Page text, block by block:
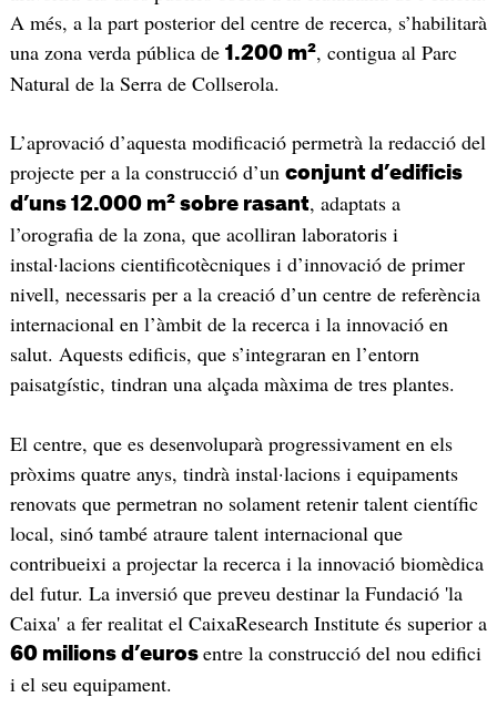
A més, a la part posterior del centre de recerca, s’habilitarà
una zona verda pública de 1.200 m², contigua al Parc
Natural de la Serra de Collserola.
L’aprovació d’aquesta modificació permetrà la redacció del
projecte per a la construcció d’un conjunt d’edificis
d’uns 12.000 m² sobre rasant, adaptats a
l’orografia de la zona, que acolliran laboratoris i
instal·lacions cientificotècniques i d’innovació de primer
nivell, necessaris per a la creació d’un centre de referència
internacional en l’àmbit de la recerca i la innovació en
salut. Aquests edificis, que s’integraran en l’entorn
paisatgístic, tindran una alçada màxima de tres plantes.
El centre, que es desenvoluparà progressivament en els
pròxims quatre anys, tindrà instal·lacions i equipaments
renovats que permetran no solament retenir talent científic
local, sinó també atraure talent internacional que
contribueixi a projectar la recerca i la innovació biomèdica
del futur. La inversió que preveu destinar la Fundació 'la
Caixa' a fer realitat el CaixaResearch Institute és superior a
60 milions d’euros entre la construcció del nou edifici
i el seu equipament.